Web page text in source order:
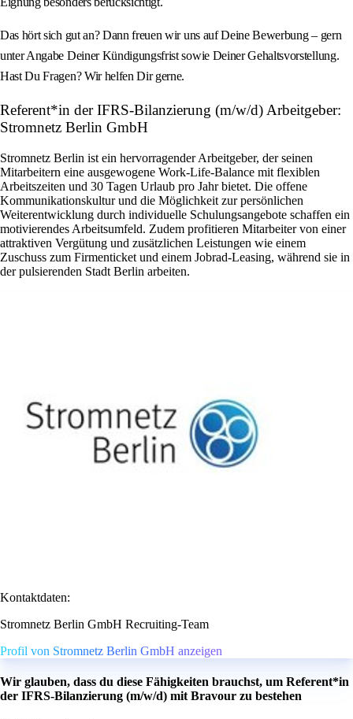
Das hört sich gut an? Dann freuen wir uns auf Deine Bewerbung – gern
unter Angabe Deiner Kündigungsfrist sowie Deiner Gehaltsvorstellung.
Hast Du Fragen? Wir helfen Dir gerne.
Referent*in der IFRS-Bilanzierung (m/w/d) Arbeitgeber:
Stromnetz Berlin GmbH
Stromnetz Berlin ist ein hervorragender Arbeitgeber, der seinen
Mitarbeitern eine ausgewogene Work-Life-Balance mit flexiblen
Arbeitszeiten und 30 Tagen Urlaub pro Jahr bietet. Die offene
Kommunikationskultur und die Möglichkeit zur persönlichen
Weiterentwicklung durch individuelle Schulungsangebote schaffen ein
motivierendes Arbeitsumfeld. Zudem profitieren Mitarbeiter von einer
attraktiven Vergütung und zusätzlichen Leistungen wie einem
Zuschuss zum Firmenticket und einem Jobrad-Leasing, während sie in
der pulsierenden Stadt Berlin arbeiten.
Kontaktdaten:
Stromnetz Berlin GmbH Recruiting-Team
Profil von Stromnetz Berlin GmbH anzeigen
Wir glauben, dass du diese Fähigkeiten brauchst, um Referent*in
der IFRS-Bilanzierung (m/w/d) mit Bravour zu bestehen